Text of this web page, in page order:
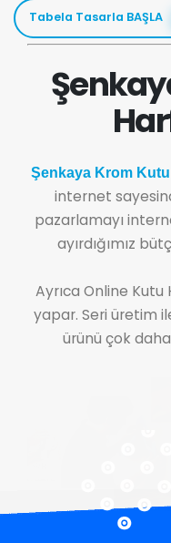
Tabela Tasarla BAŞLA
Şenkaya Krom Kutu
internet
pazarlamayı
ayırdığımız
Ayrıca Online
yapar. Seri üretim
ürünü çok